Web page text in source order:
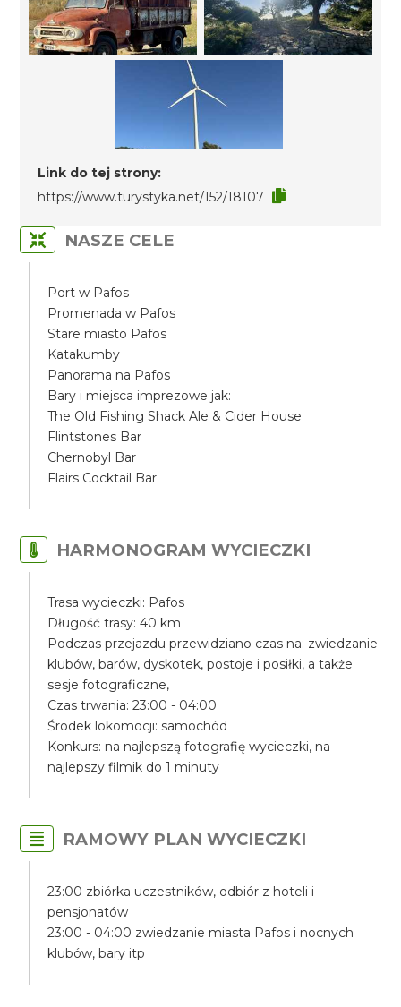
Link do tej strony:
https://www.turystyka.net/152/18107
NASZE CELE
Port w Pafos
Promenada w Pafos
Stare miasto Pafos
Katakumby
Panorama na Pafos
Bary i miejsca imprezowe jak:
The Old Fishing Shack Ale & Cider House
Flintstones Bar
Chernobyl Bar
Flairs Cocktail Bar
HARMONOGRAM WYCIECZKI
Trasa wycieczki: Pafos
Długość trasy: 40 km
Podczas przejazdu przewidziano czas na: zwiedzanie
klubów, barów, dyskotek, postoje i posiłki, a także
sesje fotograficzne,
Czas trwania: 23:00 - 04:00
Środek lokomocji: samochód
Konkurs: na najlepszą fotografię wycieczki, na
najlepszy filmik do 1 minuty
RAMOWY PLAN WYCIECZKI
23:00 zbiórka uczestników, odbiór z hoteli i
pensjonatów
23:00 - 04:00 zwiedzanie miasta Pafos i nocnych
klubów, bary itp